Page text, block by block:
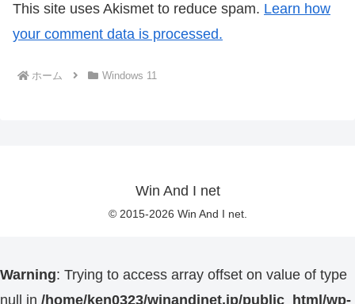
This site uses Akismet to reduce spam. Learn how
your comment data is processed.
ホーム Windows 11
Win And I net
© 2015-2026 Win And I net.
Warning: Trying to access array offset on value of type
null in /home/ken0323/winandinet.jp/public_html/wp-